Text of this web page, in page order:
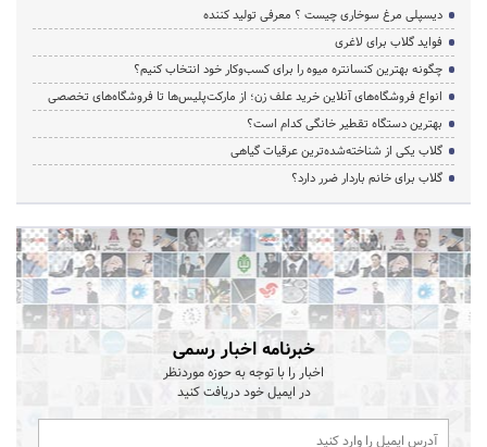
دیسپلی مرغ سوخاری چیست ؟ معرفی تولید کننده
فواید گلاب برای لاغری
چگونه بهترین کنسانتره میوه را برای کسب‌وکار خود انتخاب کنیم؟
انواع فروشگاه‌های آنلاین خرید علف زن؛ از مارکت‌پلیس‌ها تا فروشگاه‌های تخصصی
بهترین دستگاه تقطیر خانگی کدام است؟
گلاب یکی از شناخته‌شده‌ترین عرقیات گیاهی
گلاب برای خانم باردار ضرر دارد؟
خبرنامه اخبار رسمی
اخبار را با توجه به حوزه موردنظر
در ایمیل خود دریافت کنید